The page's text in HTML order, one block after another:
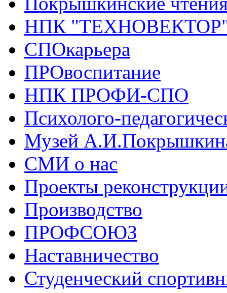
НПК
СПОкарьера
ПРОвоспитание
НПК ПРОФИ-СПО
Психолого-
Музей
СМИ о нас
Проекты
Производство
ПРОФСОЮЗ
Наставничество
Студенческий